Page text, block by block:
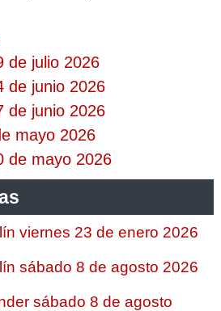
de julio 2026
de junio 2026
de junio 2026
mayo 2026
de mayo 2026
viernes 23 de enero 2026
sábado 8 de agosto 2026
sábado 8 de agosto